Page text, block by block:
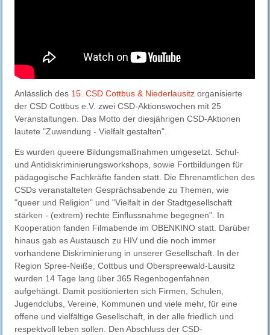
Anlässlich des 15. CSD Cottbus & Niederlausitz organisierte
der CSD Cottbus e.V. zwei CSD-Aktionswochen mit 25
Veranstaltungen. Das Motto der diesjährigen CSD-Aktionen
lautete "Zuwendung - Vielfalt gestalten".
Es wurden queere Bildungsmaßnahmen umgesetzt. Schul-
und Antidiskriminierungsworkshops, sowie Fortbildungen für
pädagogische Fachkräfte fanden statt. Die Ehrenamtlichen des
CSDs veranstalteten Gesprächsabende zu Themen, wie
"queer und Religion" und "Vielfalt in der Stadtgesellschaft
stärken - (extrem) rechte Einflussnahme begegnen". In
Kooperation fanden Filmabende im OBENKINO statt. Darüber
hinaus gab es Austausch zu HIV und die noch immer
vorhandene Diskriminierung in unserer Gesellschaft. In der
Region Spree-Neiße, Cottbus und Oberspreewald-Lausitz
wurden 14 Tage lang über 365 Regenbogenfahnen
aufgehängt. Damit positionierten sich Firmen, Schulen,
Jugendclubs, Vereine, Kommunen und viele mehr, für eine
offene und vielfältige Gesellschaft, in der alle friedlich und
respektvoll leben sollen. Den Abschluss der CSD-